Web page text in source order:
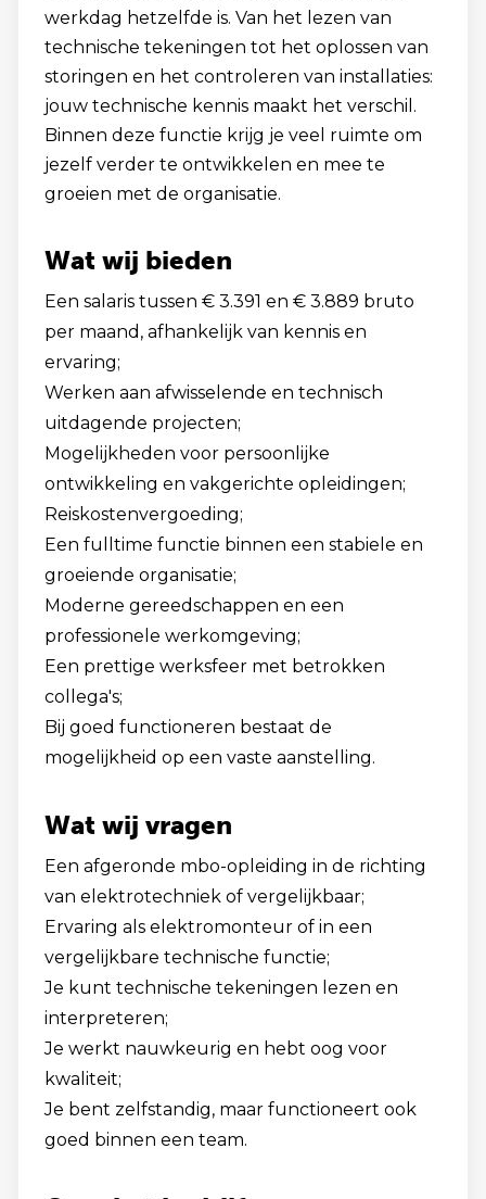
werkdag hetzelfde is. Van het lezen van
technische tekeningen tot het oplossen van
storingen en het controleren van installaties:
jouw technische kennis maakt het verschil.
Binnen deze functie krijg je veel ruimte om
jezelf verder te ontwikkelen en mee te
groeien met de organisatie.
Wat wij bieden
Een salaris tussen € 3.391 en € 3.889 bruto
per maand, afhankelijk van kennis en
ervaring;
Werken aan afwisselende en technisch
uitdagende projecten;
Mogelijkheden voor persoonlijke
ontwikkeling en vakgerichte opleidingen;
Reiskostenvergoeding;
Een fulltime functie binnen een stabiele en
groeiende organisatie;
Moderne gereedschappen en een
professionele werkomgeving;
Een prettige werksfeer met betrokken
collega's;
Bij goed functioneren bestaat de
mogelijkheid op een vaste aanstelling.
Wat wij vragen
Een afgeronde mbo-opleiding in de richting
van elektrotechniek of vergelijkbaar;
Ervaring als elektromonteur of in een
vergelijkbare technische functie;
Je kunt technische tekeningen lezen en
interpreteren;
Je werkt nauwkeurig en hebt oog voor
kwaliteit;
Je bent zelfstandig, maar functioneert ook
goed binnen een team.